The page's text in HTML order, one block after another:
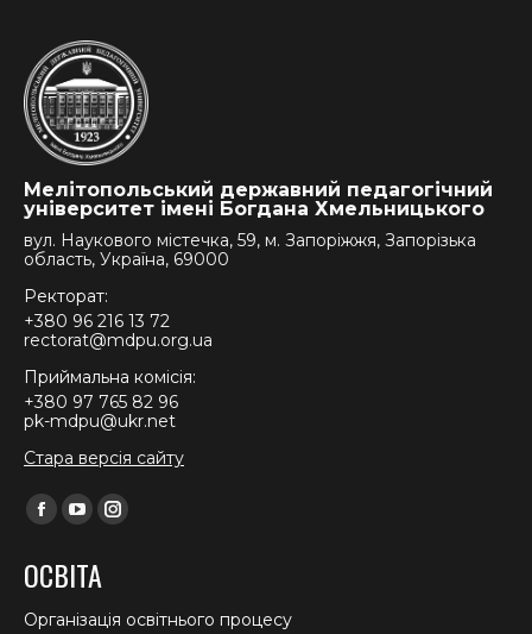
Мелітопольський державний педагогічний
університет імені Богдана Хмельницького
вул. Наукового містечка, 59, м. Запоріжжя, Запорізька
область, Україна, 69000
Ректорат:
+380 96 216 13 72
rectorat@mdpu.org.ua
Приймальна комісія:
+380 97 765 82 96
pk-mdpu@ukr.net
Стара версія сайту
Find us on:
Facebook
opens
in
YouTube
opens
in
Instagram
in
ОСВІТА
Організація освітнього процесу